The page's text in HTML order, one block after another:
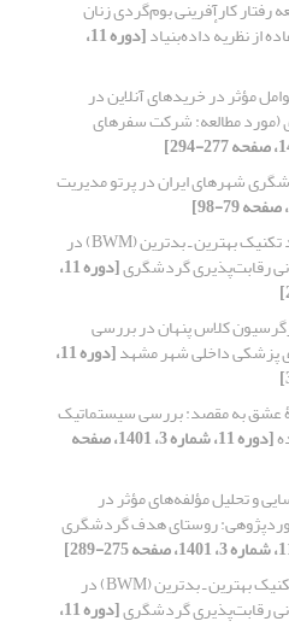
رفتار کارآفرینی بوم‌گردی زنان
از نظریهٔ داده‌بنیاد [دوره 11،
مؤثر در خریدهای آنلاین در
مطالعه: شرکت سفرهای
شهرهای ایران در پرتو مدیریت
کاربرد تکنیک بهترین‌ ـ بدترین (BWM) در
رقابت‌پذیری گردشگری [دوره 11،
کلاس پنهان در بررسی
پزشکی داخلی شهر مشهد [دوره 11،
عشق به مقصد: بررسی سیستماتیک
[دوره 11، شماره 3، 1401، صفحه
و تحلیل مؤلفه‌های مؤثر در
روستای هدف گردشگری
کاربرد تکنیک بهترین‌ ـ بدترین (BWM) در
رقابت‌پذیری گردشگری [دوره 11،